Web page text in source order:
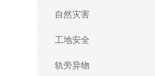
自然灾害
工地安全
轨旁异物